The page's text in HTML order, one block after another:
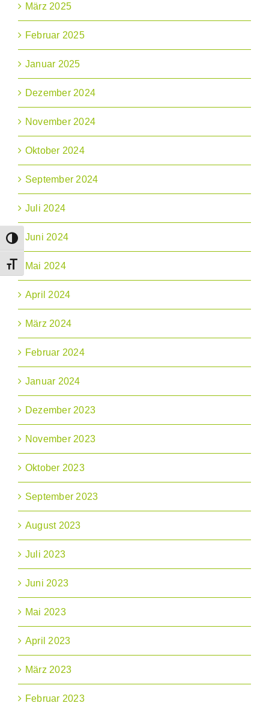
Umschalten auf hohe Kontraste
Schrift vergrößern
März 2025
Februar 2025
Januar 2025
Dezember 2024
November 2024
Oktober 2024
September 2024
Juli 2024
Juni 2024
Mai 2024
April 2024
März 2024
Februar 2024
Januar 2024
Dezember 2023
November 2023
Oktober 2023
September 2023
August 2023
Juli 2023
Juni 2023
Mai 2023
April 2023
März 2023
Februar 2023